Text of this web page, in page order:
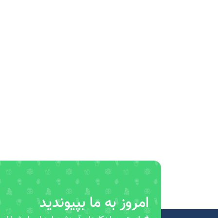
امروز به ما بپیوندید